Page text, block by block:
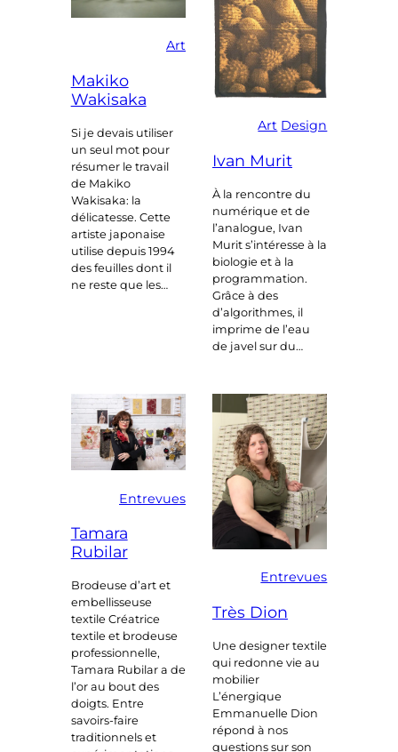
Art
Makiko
Wakisaka
Si je devais utiliser
un seul mot pour
résumer le travail
de Makiko
Wakisaka: la
délicatesse. Cette
artiste japonaise
utilise depuis 1994
des feuilles dont il
ne reste que les…
Art Design
Ivan Murit
À la rencontre du
numérique et de
l’analogue, Ivan
Murit s’intéresse à la
biologie et à la
programmation.
Grâce à des
d’algorithmes, il
imprime de l’eau
de javel sur du…
Entrevues
Tamara
Rubilar
Brodeuse d’art et
embellisseuse
textile Créatrice
textile et brodeuse
professionnelle,
Tamara Rubilar a de
l’or au bout des
doigts. Entre
savoirs-faire
traditionnels et
Entrevues
Très Dion
Une designer textile
qui redonne vie au
mobilier
L’énergique
Emmanuelle Dion
répond à nos
questions sur son